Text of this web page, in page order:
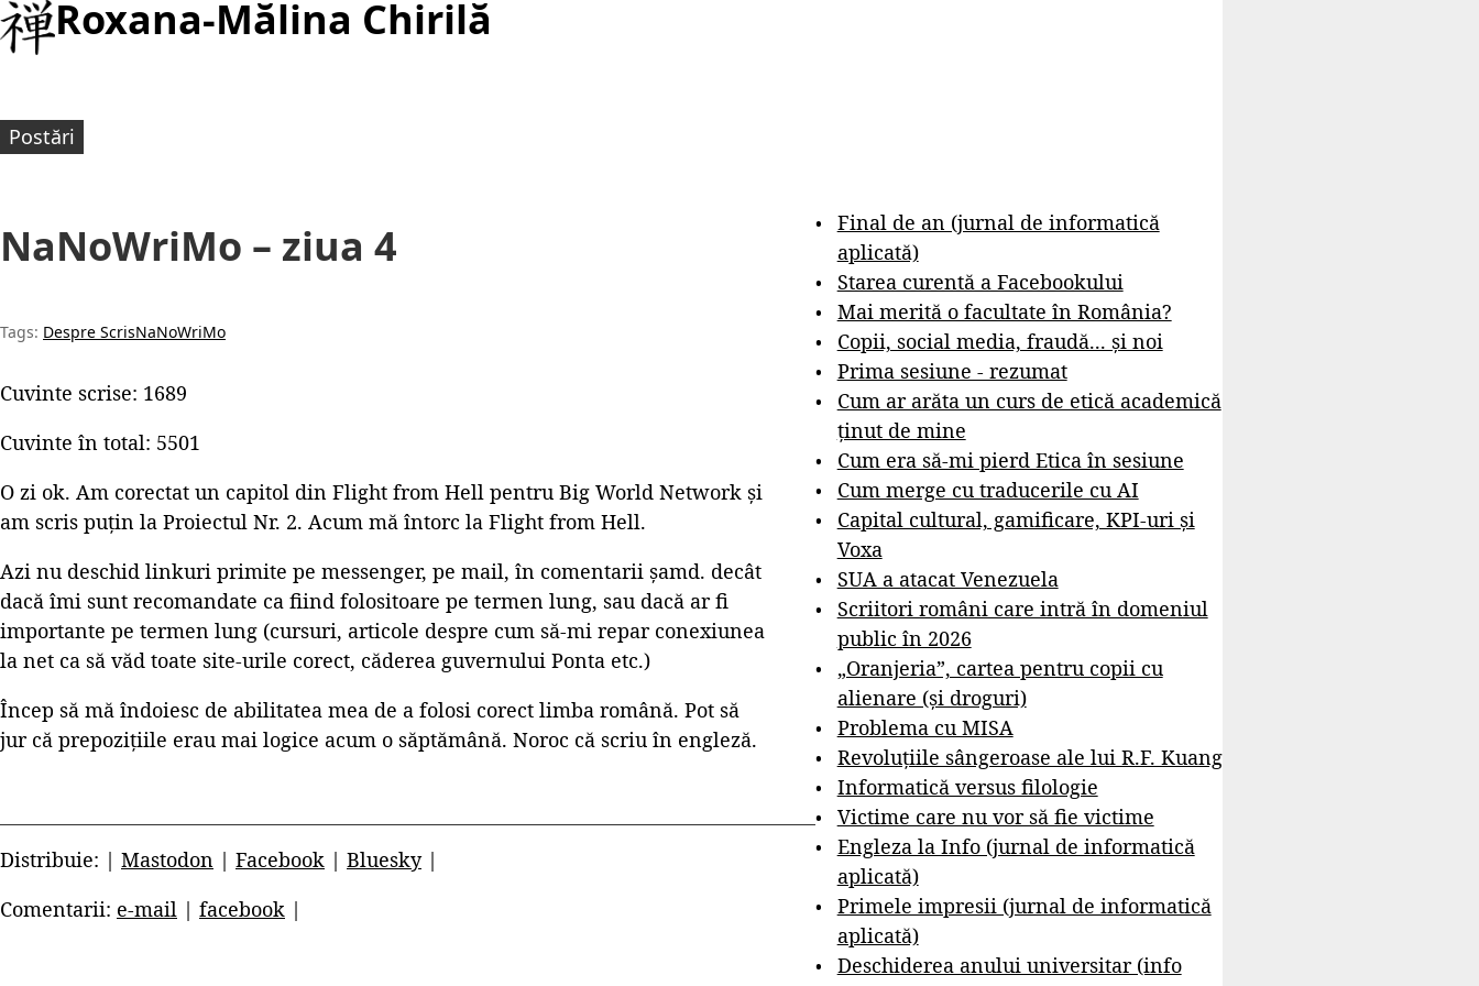
Roxana-Mălina Chirilă
Postări
NaNoWriMo – ziua 4
Tags: Despre ScrisNaNoWriMo
Cuvinte scrise: 1689
Cuvinte în total: 5501
O zi ok. Am corectat un capitol din Flight from Hell pentru Big World Network și
am scris puțin la Proiectul Nr. 2. Acum mă întorc la Flight from Hell.
Azi nu deschid linkuri primite pe messenger, pe mail, în comentarii șamd. decât
dacă îmi sunt recomandate ca fiind folositoare pe termen lung, sau dacă ar fi
importante pe termen lung (cursuri, articole despre cum să-mi repar conexiunea
la net ca să văd toate site-urile corect, căderea guvernului Ponta etc.)
Încep să mă îndoiesc de abilitatea mea de a folosi corect limba română. Pot să
jur că prepozițiile erau mai logice acum o săptămână. Noroc că scriu în engleză.
Distribuie: | Mastodon | Facebook | Bluesky|
Comentarii: e-mail | facebook |
Final de an (jurnal de informatică
aplicată)
Starea curentă a Facebookului
Mai merită o facultate în România?
Copii, social media, fraudă... și noi
Prima sesiune - rezumat
Cum ar arăta un curs de etică academică
ținut de mine
Cum era să-mi pierd Etica în sesiune
Cum merge cu traducerile cu AI
Capital cultural, gamificare, KPI-uri și
Voxa
SUA a atacat Venezuela
Scriitori români care intră în domeniul
public în 2026
„Oranjeria”, cartea pentru copii cu
alienare (și droguri)
Problema cu MISA
Revoluțiile sângeroase ale lui R.F. Kuang
Informatică versus filologie
Victime care nu vor să fie victime
Engleza la Info (jurnal de informatică
aplicată)
Primele impresii (jurnal de informatică
aplicată)
Deschiderea anului universitar (info